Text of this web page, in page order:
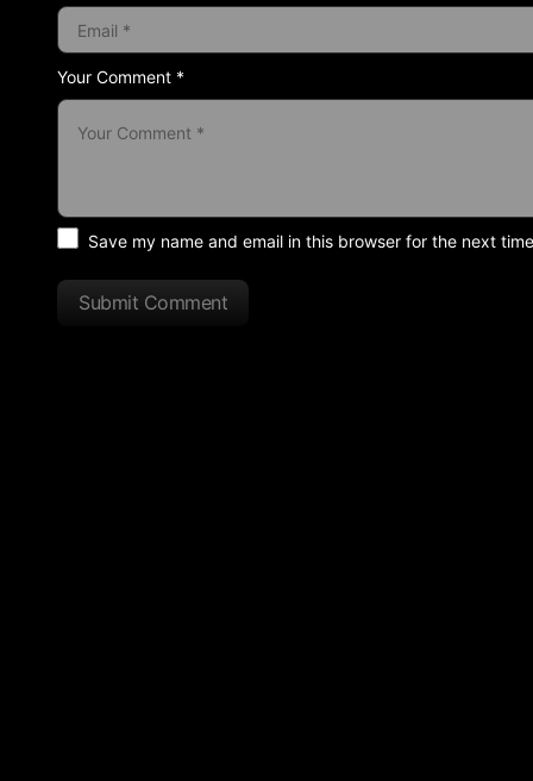
Your Comment *
Save my name and email in this browser for the next
Submit Comment